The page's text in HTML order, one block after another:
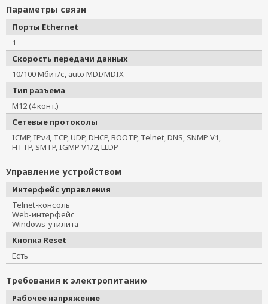
Параметры связи
Порты Ethernet
1
Скорость передачи данных
10/100 Мбит/с, auto MDI/MDIX
Тип разъема
M12 (4 конт.)
Сетевые протоколы
ICMP, IPv4, TCP, UDP, DHCP, BOOTP, Telnet, DNS, SNMP V1,
HTTP, SMTP, IGMP V1/2, LLDP
Управление устройством
Интерфейс управления
Telnet-консоль
Web-интерфейс
Windows-утилита
Кнопка Reset
Есть
Требования к электропитанию
Рабочее напряжение